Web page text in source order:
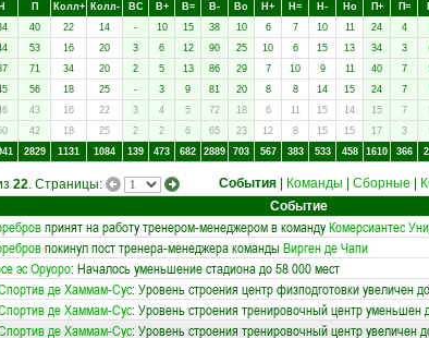
Н П Колл+ Колл- ВC В+ В= В- Вo Н+ Н= Н- Нo П+ П=
40 22 14 - 10 15 38 10 6 7 10 11 24 4
53 16 20 3 6 12 90 25 10 6 15 13 34 3
71 34 20 2 5 13 86 29 7 10 9 11 40 7
56 18 25 - 3 9 81 20 8 8 14 15 24 7
43 16 22 3 4 5 72 18 6 11 15 14 15 7
42 18 25 2 2 6 65 23 12 8 15 15 17 3
2829 1131 1084 139 473 682 2889 703 567 383 533 458 1610 366
22. Страницы: События Команды Сборные
Событие
принят на работу тренером-менеджером в командуКомерсиантес
покинул пост тренера-менеджера командыВирген де Чапи
эс Оруоро: Началось уменьшение стадиона до 58 000 мест
де Хаммам-Сус: Уровень строения центр физподготовки увеличен
де Хаммам-Сус: Уровень строения тренировочный центр уменьшен
де Хаммам-Сус: Уровень строения тренировочный центр увеличен